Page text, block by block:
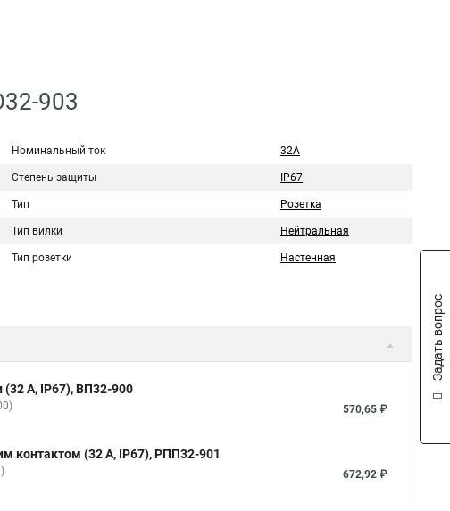
903
Номинальный ток 32А
Степень защиты IP67
Тип Розетка
Тип вилки Нейтральная
Тип розетки Настенная
А, IP67), ВП32-900
570,65 ₽
контактом (32 А, IP67), РПП32-901
672,92 ₽
Задать вопрос